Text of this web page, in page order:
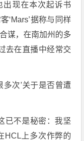
出现在本次起诉书
‘Mars’据称与同样
谋，在南加州的多
去在直播中经常交
次’关于是否曾遭
已不是秘密：我坚
HCL上多次作弊的